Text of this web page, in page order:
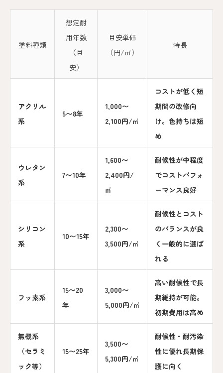
塗料種類
想定耐
用年数
（目
安）
目安単価
（円/㎡）
特長
アクリル
系
5〜8年
1,000〜
2,100円/㎡
コストが低く短
期間の改修向
け。色持ちは短
め
ウレタン
系
7〜10年
1,600〜
2,400円/
㎡
耐候性が中程度
でコストパフォ
ーマンス良好
シリコン
系
10〜15年
2,300〜
3,500円/㎡
耐候性とコスト
のバランスが良
く一般的に選ば
れる
フッ素系
15〜20
年
3,000〜
5,000円/㎡
高い耐候性で長
期維持が可能。
初期費用は高め
無機系
（セラミ
ック等）
15〜25年
3,500〜
5,300円/㎡
耐候性・耐汚染
性に優れ長期保
護に向く